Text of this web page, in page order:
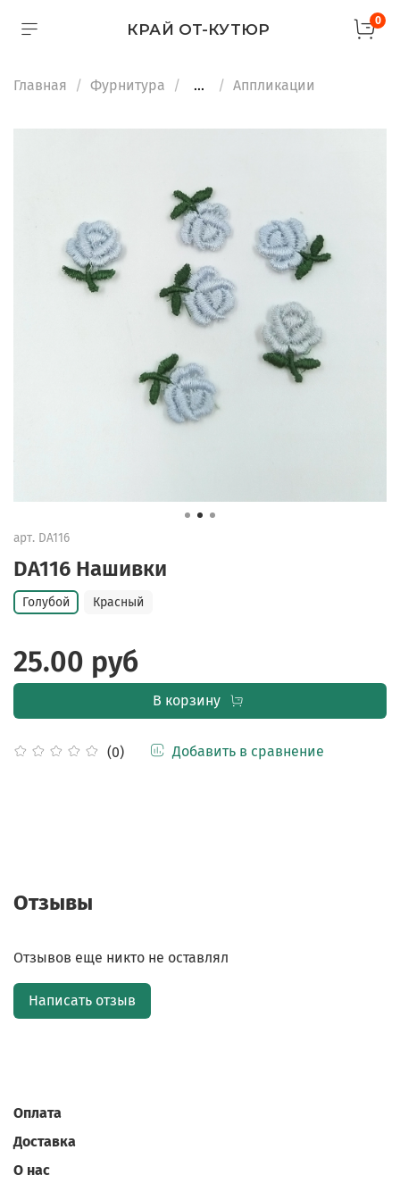
КРАЙ ОТ-КУТЮР 0
Главная Фурнитура ... Аппликации
арт. DA116
DA116 Нашивки
(0) Добавить в сравнение
Голубой Красный
25.00 руб
В корзину
Отзывы
Отзывов еще никто не оставлял
Написать отзыв
Оплата
Доставка
О нас